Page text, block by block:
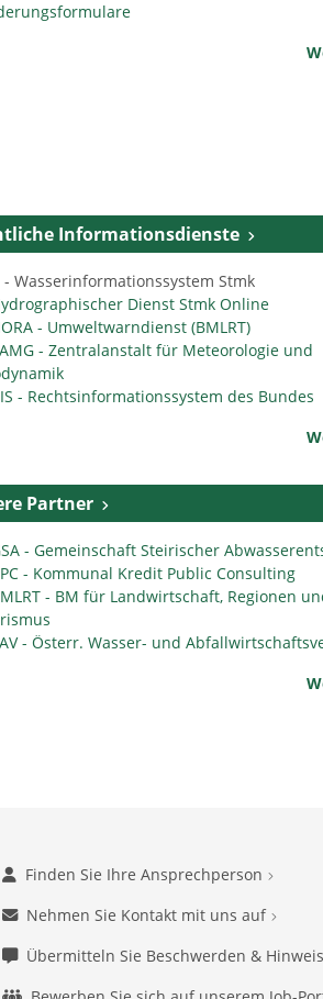
Informationsdienste
- Wasserinformationssystem Stmk
Dienst Stmk Online
- Umweltwarndienst (BMLRT)
- Zentralanstalt für Meteorologie und
- Rechtsinformationssystem des Bundes
Partner
- Gemeinschaft Steirischer
- Kommunal Kredit Public Consulting
- BM für Landwirtschaft, Regionen
- Österr. Wasser- und
Finden Sie Ihre Ansprechperson
Nehmen Sie Kontakt mit uns auf
Übermitteln Sie Beschwerden &